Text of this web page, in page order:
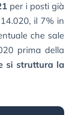
per i posti già
il 7% in
che sale
prima della
si struttura la